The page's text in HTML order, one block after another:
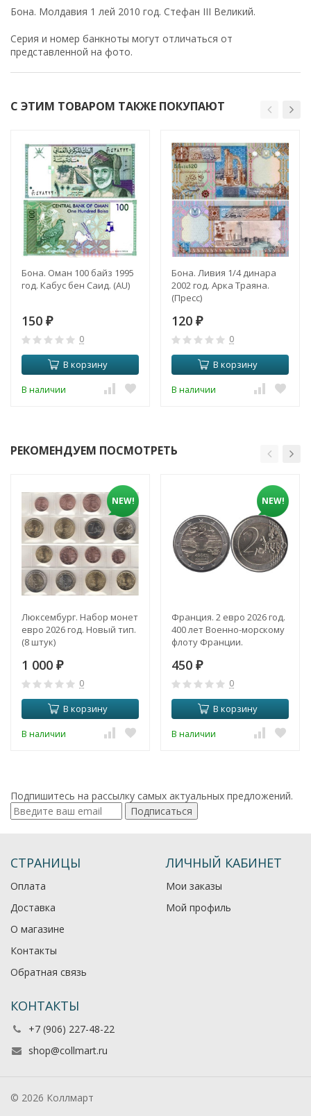
Бона. Молдавия 1 лей 2010 год. Стефан III Великий.
Серия и номер банкноты могут отличаться от
представленной на фото.
С ЭТИМ ТОВАРОМ ТАКЖЕ ПОКУПАЮТ
Бона. Оман 100 байз 1995
год. Кабус бен Саид. (AU)
150 ₽
0
В корзину
В наличии
Бона. Ливия 1/4 динара
2002 год. Арка Траяна.
(Пресс)
120 ₽
0
В корзину
В наличии
РЕКОМЕНДУЕМ ПОСМОТРЕТЬ
NEW!
Люксембург. Набор монет
евро 2026 год. Новый тип.
(8 штук)
1 000 ₽
0
В корзину
В наличии
NEW!
Франция. 2 евро 2026 год.
400 лет Военно-морскому
флоту Франции.
450 ₽
0
В корзину
В наличии
Подпишитесь на рассылку самых актуальных предложений.
Подписаться
СТРАНИЦЫ
Оплата
Доставка
О магазине
Контакты
Обратная связь
ЛИЧНЫЙ КАБИНЕТ
Мои заказы
Мой профиль
КОНТАКТЫ
+7 (906) 227-48-22
shop@collmart.ru
© 2026 Коллмарт